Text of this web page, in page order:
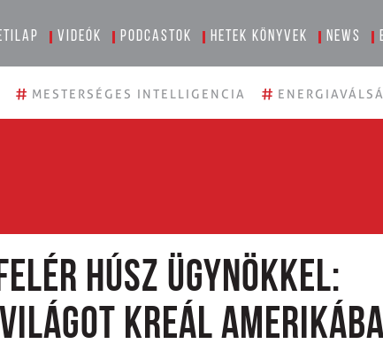
Videók Podcastok Hetek könyvek News
# MESTERSÉGES INTELLIGENCIA #
húsz ügynökkel:
kreál